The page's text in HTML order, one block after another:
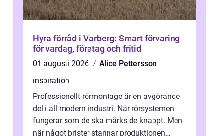
Hyra förråd i Varberg: Smart förvaring
för vardag, företag och fritid
01 augusti 2026
Alice Pettersson
inspiration
Professionellt rörmontage är en avgörande
del i all modern industri. När rörsystemen
fungerar som de ska märks de knappt. Men
när något brister stannar produktionen